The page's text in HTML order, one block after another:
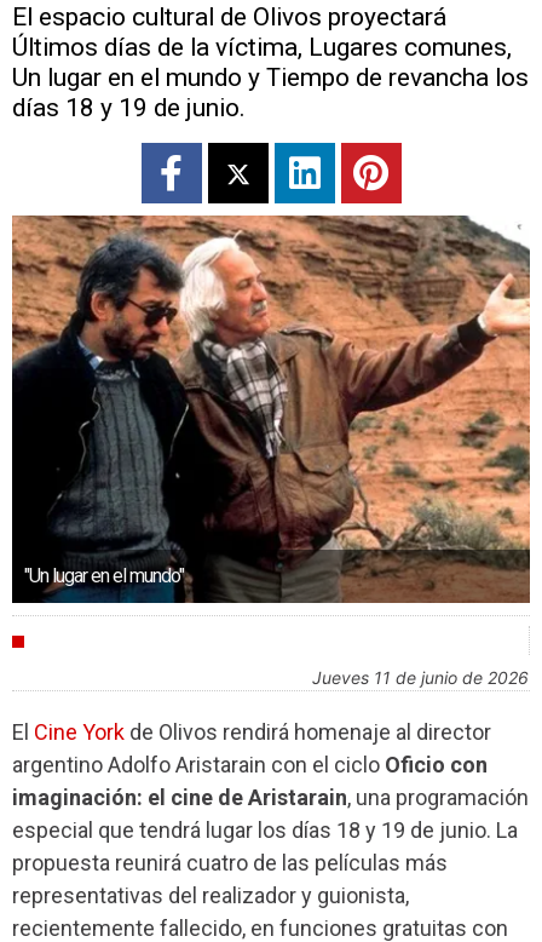
El espacio cultural de Olivos proyectará
Últimos días de la víctima, Lugares comunes,
Un lugar en el mundo y Tiempo de revancha los
días 18 y 19 de junio.
"Un lugar en el mundo"
jueves 11 de junio de 2026
El Cine York de Olivos rendirá homenaje al director
argentino Adolfo Aristarain con el ciclo Oficio con
imaginación: el cine de Aristarain, una programación
especial que tendrá lugar los días 18 y 19 de junio. La
propuesta reunirá cuatro de las películas más
representativas del realizador y guionista,
recientemente fallecido, en funciones gratuitas con